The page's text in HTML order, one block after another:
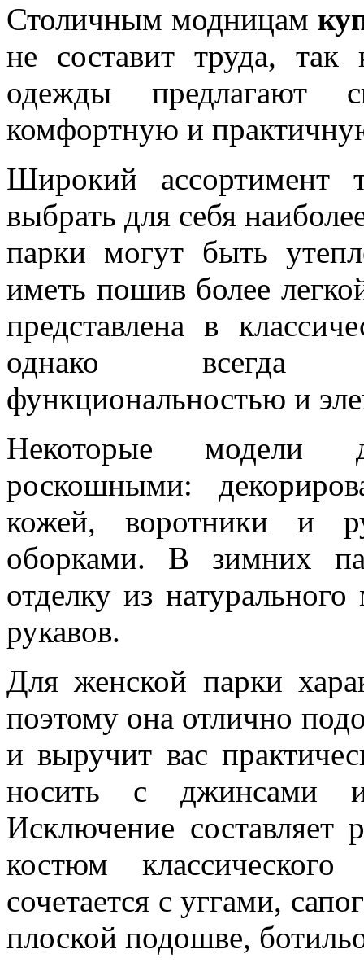
Столичным модницам
не составит труда, так
одежды предлагают
комфортную и
Широкий ассортимент
выбрать для себя
парки могут быть
иметь пошив более
представлена в
однако всегда
функциональностью и
Некоторые модели
роскошными:
кожей, воротники и
оборками. В зимних
отделку из
рукавов.
Для женской парки
поэтому она отлично
и выручит вас
носить с джинсами
Исключение составляет
костюм
сочетается с уггами,
плоской подошве,